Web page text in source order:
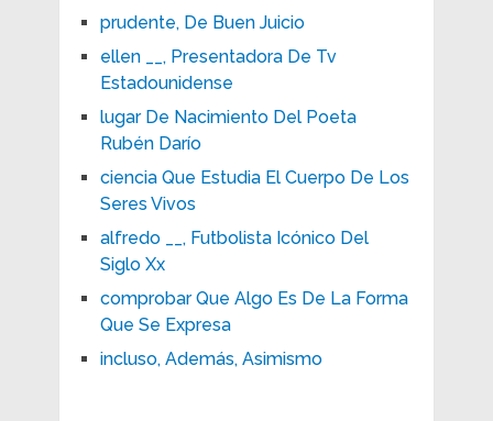
prudente, De Buen Juicio
ellen __, Presentadora De Tv
Estadounidense
lugar De Nacimiento Del Poeta
Rubén Darío
ciencia Que Estudia El Cuerpo De Los
Seres Vivos
alfredo __, Futbolista Icónico Del
Siglo Xx
comprobar Que Algo Es De La Forma
Que Se Expresa
incluso, Además, Asimismo